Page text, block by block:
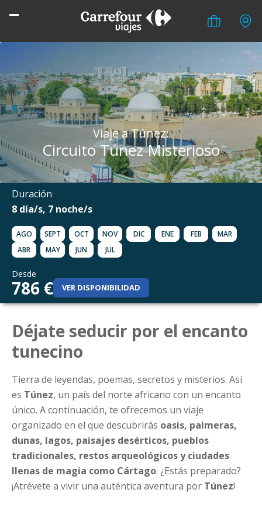
Viaje a Túnez:
Circuito Túnez Misterioso
Duración
8 día/s, 7 noche/s
AGO SEPT OCT NOV DIC ENE FEB
MAR
ABR
MAY JUN JUL
Desde
786 € VER DISPONIBILIDAD
Déjate seducir por el encanto
tunecino
Tierra de leyendas, poemas, secretos y misterios. Así
es Túnez, un país del norte africano con un encanto
único. A continuación, te ofrecemos un viaje
organizado en el que descubrirás oasis, palmeras,
dunas, lagos, paisajes desérticos, pueblos
tradicionales, restos arqueológicos y ciudades
llenas de magia como Cártago. ¿Estás preparado?
¡Atrévete a vivir una auténtica aventura por Túnez!